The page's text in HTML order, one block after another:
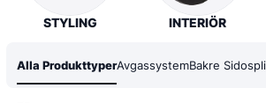
STYLING INTERIÖR
Alla ProdukttyperAvgassystemBakre